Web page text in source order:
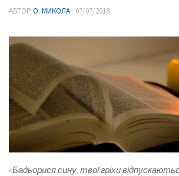
АВТОР О. МИКОЛА · 07/07/2018
«Бадьорися сину, твої гріхи